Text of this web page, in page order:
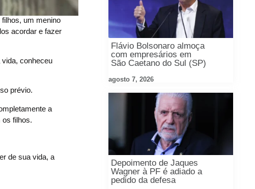
um menino
acordar e fazer
conheceu
prévio.
a
filhos.
de sua vida, a
Flávio Bolsonaro almoça
com empresários em
São Caetano do Sul (SP)
agosto 7, 2026
Depoimento de Jaques
Wagner à PF é adiado a
pedido da defesa